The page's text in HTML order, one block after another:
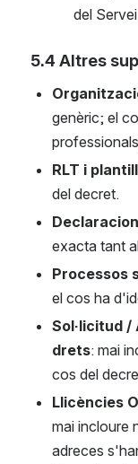
del
5.4 Altres
genèric; el
RLT i
del decret.
exacta tant
Processos
el cos ha
Sol·licitud
drets: mai
cos del
Llicències
mai incloure
adreces